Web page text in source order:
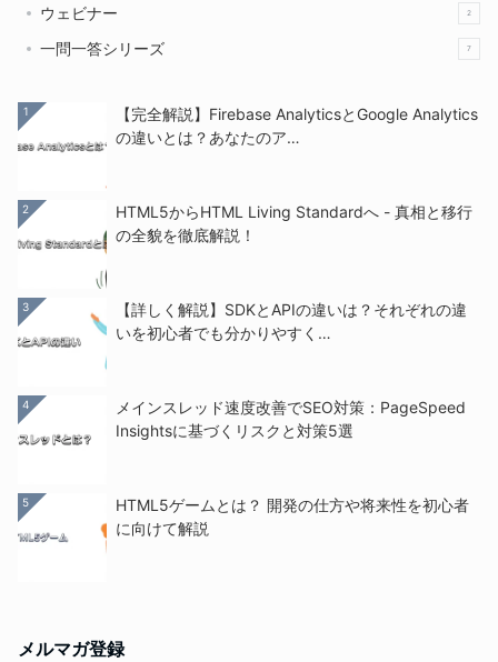
ウェビナー 2
一問一答シリーズ 7
1
【完全解説】Firebase AnalyticsとGoogle Analytics
の違いとは？あなたのア…
2
HTML5からHTML Living Standardへ - 真相と移行
の全貌を徹底解説！
3
【詳しく解説】SDKとAPIの違いは？それぞれの違
いを初心者でも分かりやすく…
4
メインスレッド速度改善でSEO対策：PageSpeed
Insightsに基づくリスクと対策5選
5
HTML5ゲームとは？ 開発の仕方や将来性を初心者
に向けて解説
メルマガ登録